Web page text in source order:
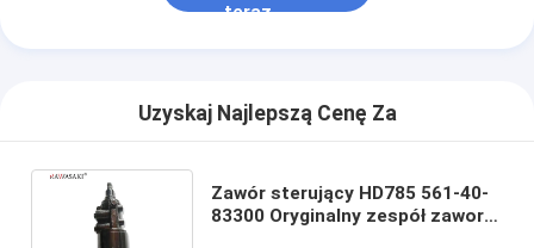
teraz
Uzyskaj Najlepszą Cenę Za
Zawór sterujący HD785 561-40-
83300 Oryginalny zespół zaworu